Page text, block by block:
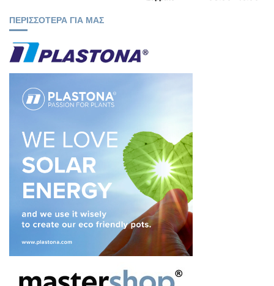
ΠΕΡΙΣΣΟΤΕΡΑ ΓΙΑ ΜΑΣ